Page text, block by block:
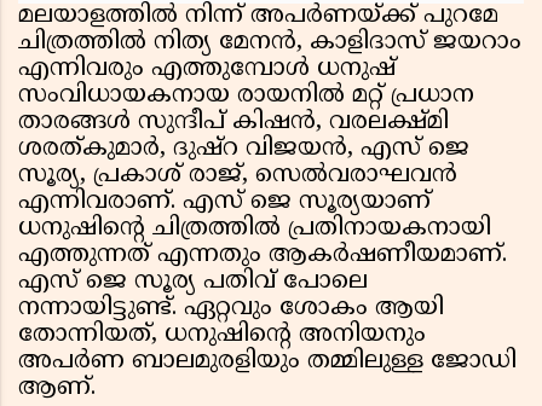
മലയാളത്തില്‍ നിന്ന് അപര്‍ണയ്‍ക്ക് പുറമേ
ചിത്രത്തില്‍ നിത്യ മേനൻ, കാളിദാസ് ജയറാം
എന്നിവരും എത്തുമ്പോള്‍ ധനുഷ്
സംവിധായകനായ രായനില്‍ മറ്റ് പ്രധാന
താരങ്ങള്‍ സുന്ദീപ് കിഷൻ, വരലക്ഷ്‍മി
ശരത്‍കുമാര്‍, ദുഷ്‍റ വിജയൻ, എസ് ജെ
സൂര്യ, പ്രകാശ് രാജ്, സെല്‍വരാഘവൻ
എന്നിവരാണ്. എസ് ജെ സൂര്യയാണ്
ധനുഷിന്റെ ചിത്രത്തില്‍ പ്രതിനായകനായി
എത്തുന്നത് എന്നതും ആകര്‍ഷണീയമാണ്.
എസ് ജെ സൂര്യ പതിവ് പോലെ
നന്നായിട്ടുണ്ട്. ഏറ്റവും ശോകം ആയി
തോന്നിയത്, ധനുഷിൻ്റെ അനിയനും
അപർണ ബാലമുരളിയും തമ്മിലുള്ള ജോഡി
ആണ്.